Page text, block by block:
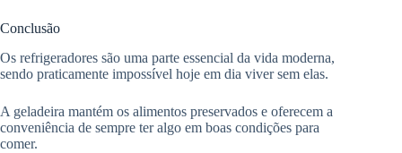
Conclusão
Os refrigeradores são uma parte essencial da vida moderna,
sendo praticamente impossível hoje em dia viver sem elas.
A geladeira mantém os alimentos preservados e oferecem a
conveniência de sempre ter algo em boas condições para
comer.